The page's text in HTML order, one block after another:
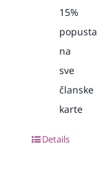
15%
popusta
na
sve
članske
karte
Details